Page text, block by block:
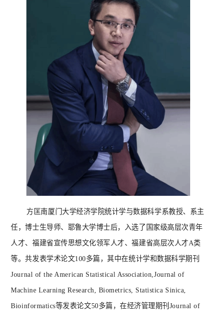
方匡南厦门大学经济学院统计学与数据科学系教授、系主
任，博士生导师、耶鲁大学博士后，入选了国家级高层次青年
人才、福建省宣传思想文化领军人才、福建省高层次人才A类
等。共发表学术论文100多篇，其中在统计学和数据科学期刊
Journal of the American Statistical Association,Journal of
Machine Learning Research, Biometrics, Statistica Sinica,
Bioinformatics等发表论文50多篇，在经济管理期刊Journal of